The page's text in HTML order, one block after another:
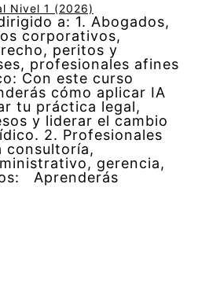
Nivel 1 (2026)
a: 1. Abogados,
corporativos,
peritos y
profesionales afines
Con este curso
cómo aplicar IA
tu práctica legal,
y liderar el cambio
2. Profesionales
consultoría,
gerencia,
Aprenderás